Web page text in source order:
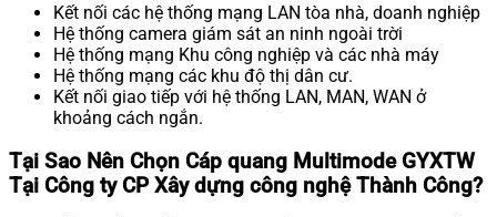
Kết nối các hệ thống mạng LAN tòa nhà, doanh nghiệp
Hệ thống camera giám sát an ninh ngoài trời
Hệ thống mạng Khu công nghiệp và các nhà máy
Hệ thống mạng các khu độ thị dân cư.
Kết nối giao tiếp với hệ thống LAN, MAN, WAN ở
khoảng cách ngắn.
Tại Sao Nên Chọn Cáp quang Multimode GYXTW
Tại Công ty CP Xây dựng công nghệ Thành Công?